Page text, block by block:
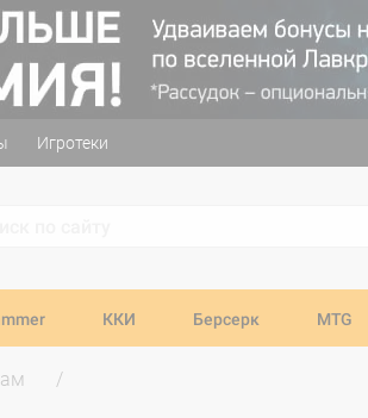
Игротеки
ККИ Берсерк MTG